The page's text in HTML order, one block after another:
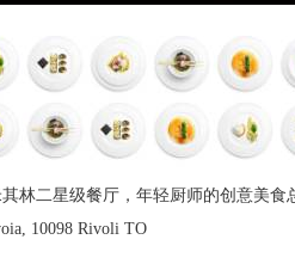
二星级餐厅，年轻厨师的创意美食
10098 Rivoli TO